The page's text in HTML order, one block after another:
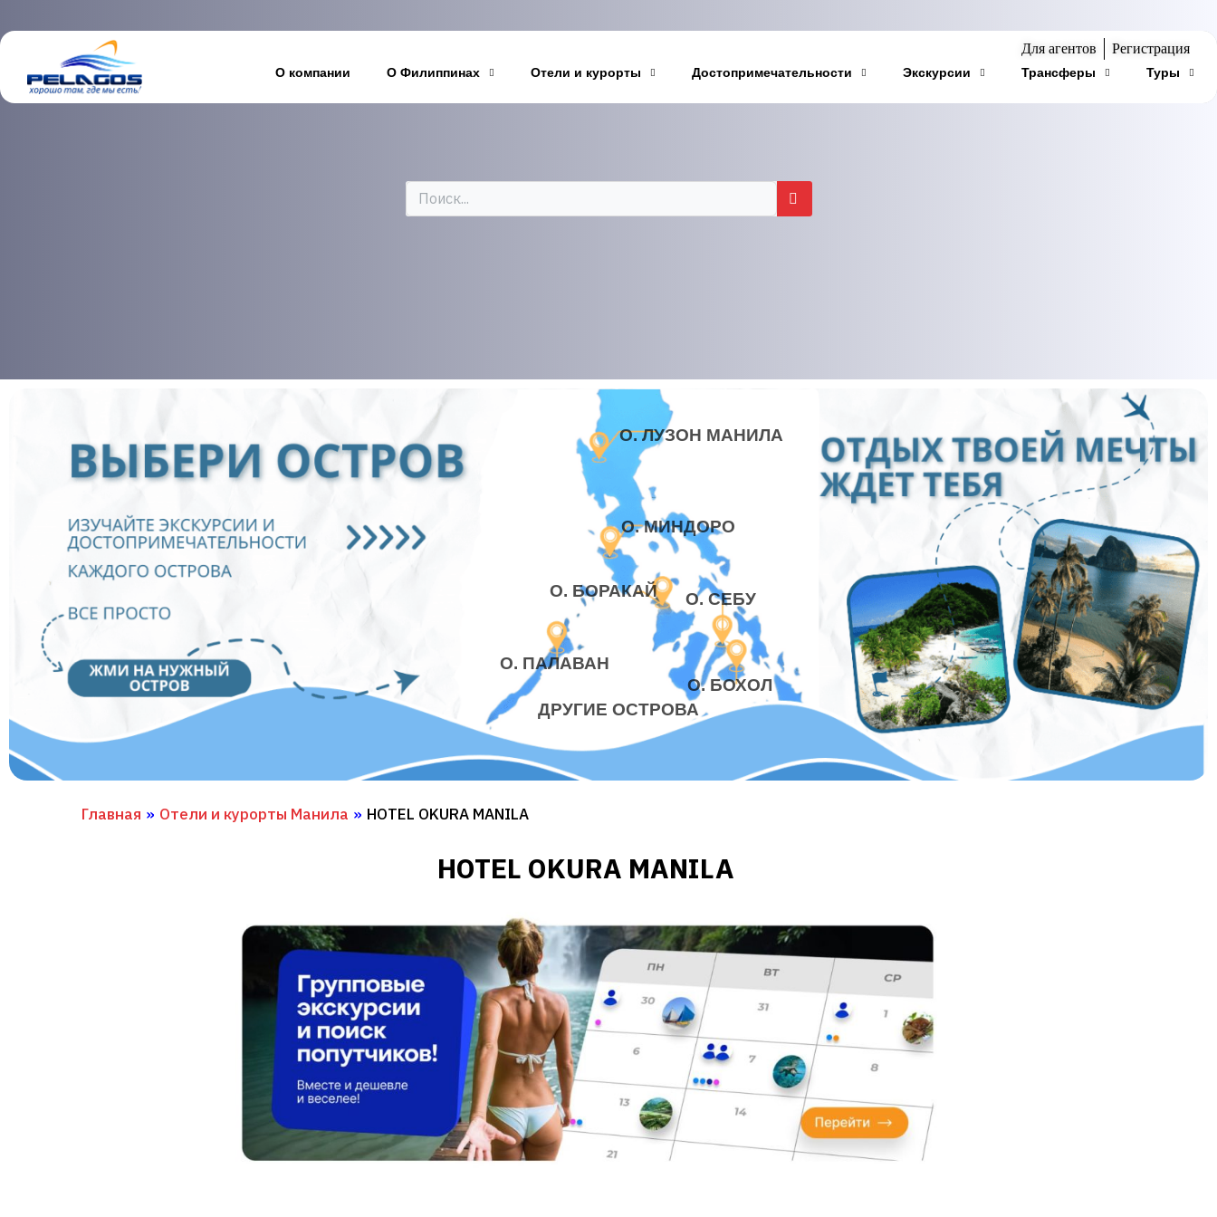
Для агентов Регистрация
О компании О Филиппинах Отели и курорты Достопримечательности Экскурсии Трансферы Туры
О. ЛУЗОН МАНИЛА
О. МИНДОРО
О. БОРАКАЙ
О. ПАЛАВАН
О. СЕБУ
О. БОХОЛ
ДРУГИЕ ОСТРОВА
Главная » Отели и курорты Манила » HOTEL OKURA MANILA
HOTEL OKURA MANILA